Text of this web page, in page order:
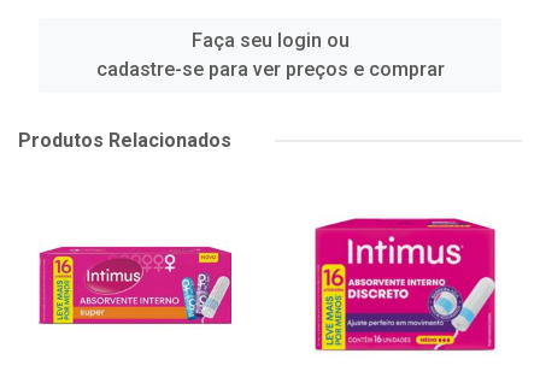
Faça seu login ou
cadastre-se para ver preços e comprar
Produtos Relacionados